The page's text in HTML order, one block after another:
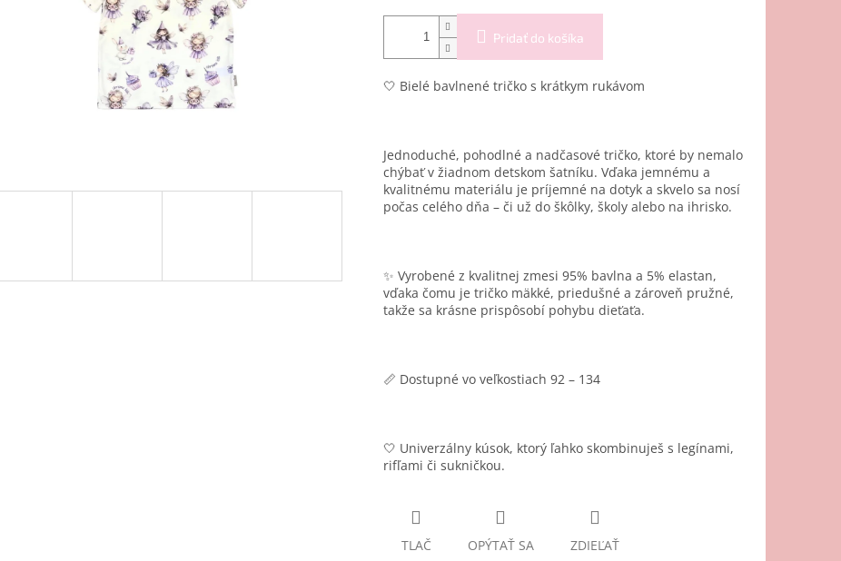
Pridať do košíka
🤍 Bielé bavlnené tričko s krátkym rukávom
Jednoduché, pohodlné a nadčasové tričko, ktoré by nemalo
chýbať v žiadnom detskom šatníku. Vďaka jemnému a
kvalitnému materiálu je príjemné na dotyk a skvelo sa nosí
počas celého dňa – či už do škôlky, školy alebo na ihrisko.
✨ Vyrobené z kvalitnej zmesi 95% bavlna a 5% elastan,
vďaka čomu je tričko mäkké, priedušné a zároveň pružné,
takže sa krásne prispôsobí pohybu dieťaťa.
📏 Dostupné vo veľkostiach 92 – 134
🤍 Univerzálny kúsok, ktorý ľahko skombinuješ s legínami,
rifľami či sukničkou.
TLAČ OPÝTAŤ SA ZDIEĽAŤ